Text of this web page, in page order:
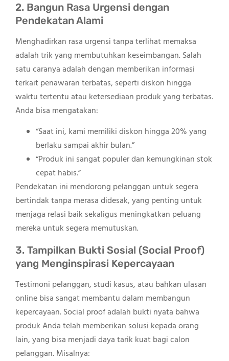
2. Bangun Rasa Urgensi dengan
Pendekatan Alami
Menghadirkan rasa urgensi tanpa terlihat memaksa
adalah trik yang membutuhkan keseimbangan. Salah
satu caranya adalah dengan memberikan informasi
terkait penawaran terbatas, seperti diskon hingga
waktu tertentu atau ketersediaan produk yang terbatas.
Anda bisa mengatakan:
“Saat ini, kami memiliki diskon hingga 20% yang
berlaku sampai akhir bulan.”
“Produk ini sangat populer dan kemungkinan stok
cepat habis.”
Pendekatan ini mendorong pelanggan untuk segera
bertindak tanpa merasa didesak, yang penting untuk
menjaga relasi baik sekaligus meningkatkan peluang
mereka untuk segera memutuskan.
3. Tampilkan Bukti Sosial (Social Proof)
yang Menginspirasi Kepercayaan
Testimoni pelanggan, studi kasus, atau bahkan ulasan
online bisa sangat membantu dalam membangun
kepercayaan. Social proof adalah bukti nyata bahwa
produk Anda telah memberikan solusi kepada orang
lain, yang bisa menjadi daya tarik kuat bagi calon
pelanggan. Misalnya: